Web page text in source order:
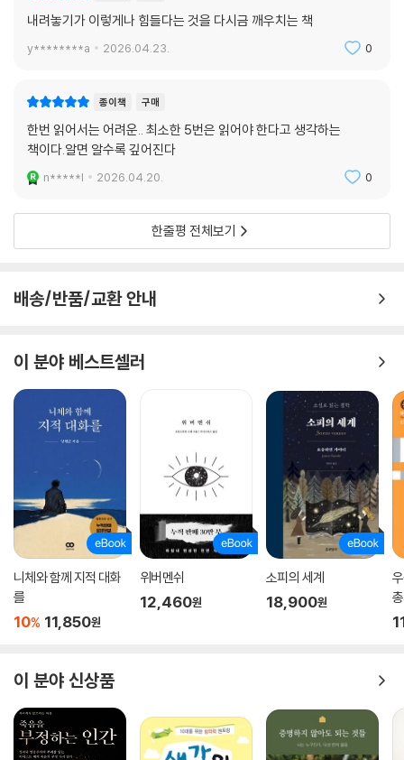
내려놓기가 이렇게나 힘들다는 것을 다시금 깨우치는 책
y********a 2026.04.23. 0
종이책 구매
한번 읽어서는 어려운.. 최소한 5번은 읽어야 한다고 생각하는
책이다.알면 알수록 깊어진다
n*****l 2026.04.20. 0
한줄평 전체보기
배송/반품/교환 안내
이 분야 베스트셀러
니체와 함께 지적 대화
를
10% 11,850원
위버멘쉬
12,460원
소피의 세계
18,900원
이 분야 신상품